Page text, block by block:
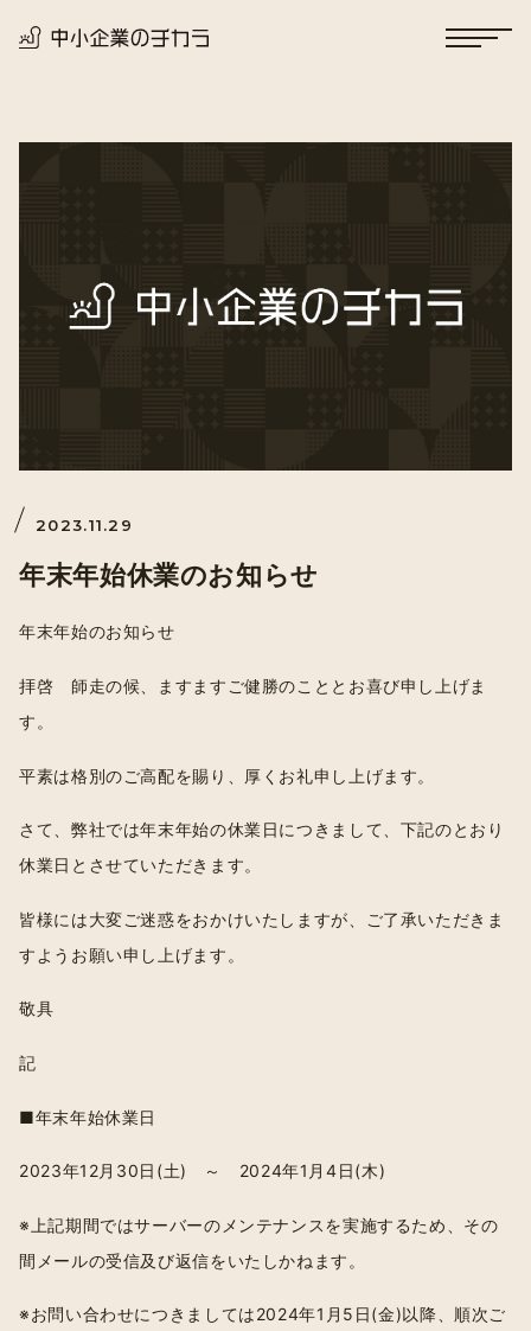
2023.11.29
年末年始休業のお知らせ
年末年始のお知らせ
拝啓 師走の候、ますますご健勝のこととお喜び申し上げま
す。
平素は格別のご高配を賜り、厚くお礼申し上げます。
さて、弊社では年末年始の休業日につきまして、下記のとおり
休業日とさせていただきます。
皆様には大変ご迷惑をおかけいたしますが、ご了承いただきま
すようお願い申し上げます。
敬具
記
■年末年始休業日
2023年12月30日(土) ～ 2024年1月4日(木)
※上記期間ではサーバーのメンテナンスを実施するため、その
間メールの受信及び返信をいたしかねます。
※お問い合わせにつきましては2024年1月5日(金)以降、順次ご